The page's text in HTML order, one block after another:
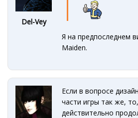
Del-Vey
Я на предпоследнем
Maiden.
Если в вопросе
части игры так же,
действительно